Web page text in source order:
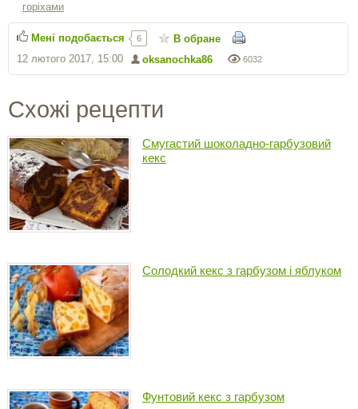
горіхами
6032
oksanochka86
12 лютого 2017, 15:00
Мені подобається 6 В обране
Схожі рецепти
Смугастий шоколадно-гарбузовий
кекс
Солодкий кекс з гарбузом і яблуком
Фунтовий кекс з гарбузом